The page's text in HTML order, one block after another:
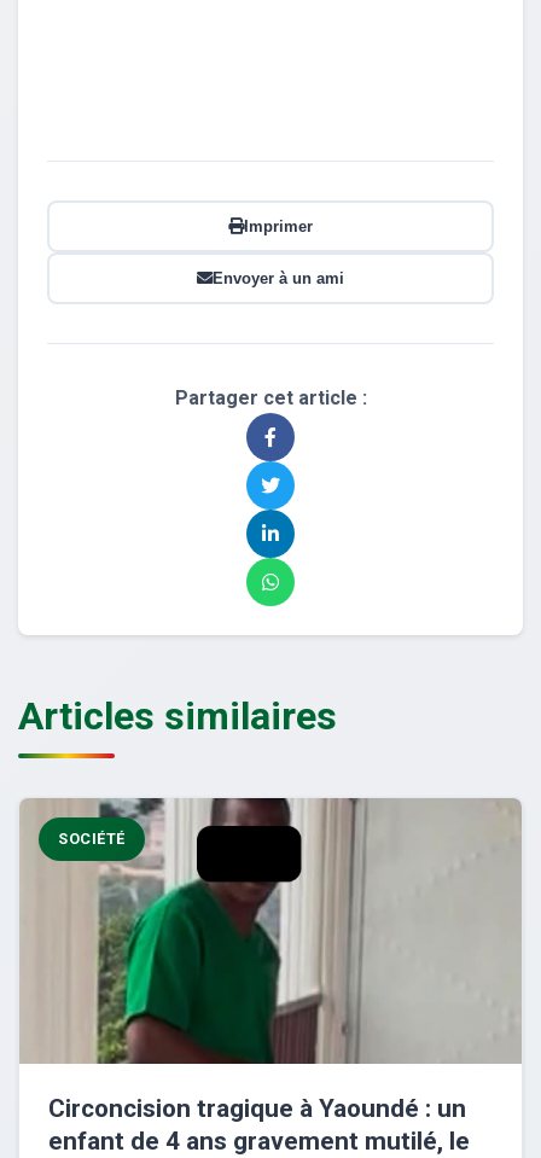
Imprimer
Envoyer à un ami
Partager cet article :
Articles similaires
SOCIÉTÉ
Circoncision tragique à Yaoundé : un
enfant de 4 ans gravement mutilé, le